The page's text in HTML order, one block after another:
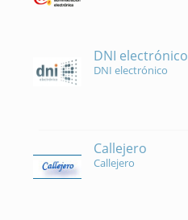
DNI electrónico
DNI electrónico
Callejero
Callejero